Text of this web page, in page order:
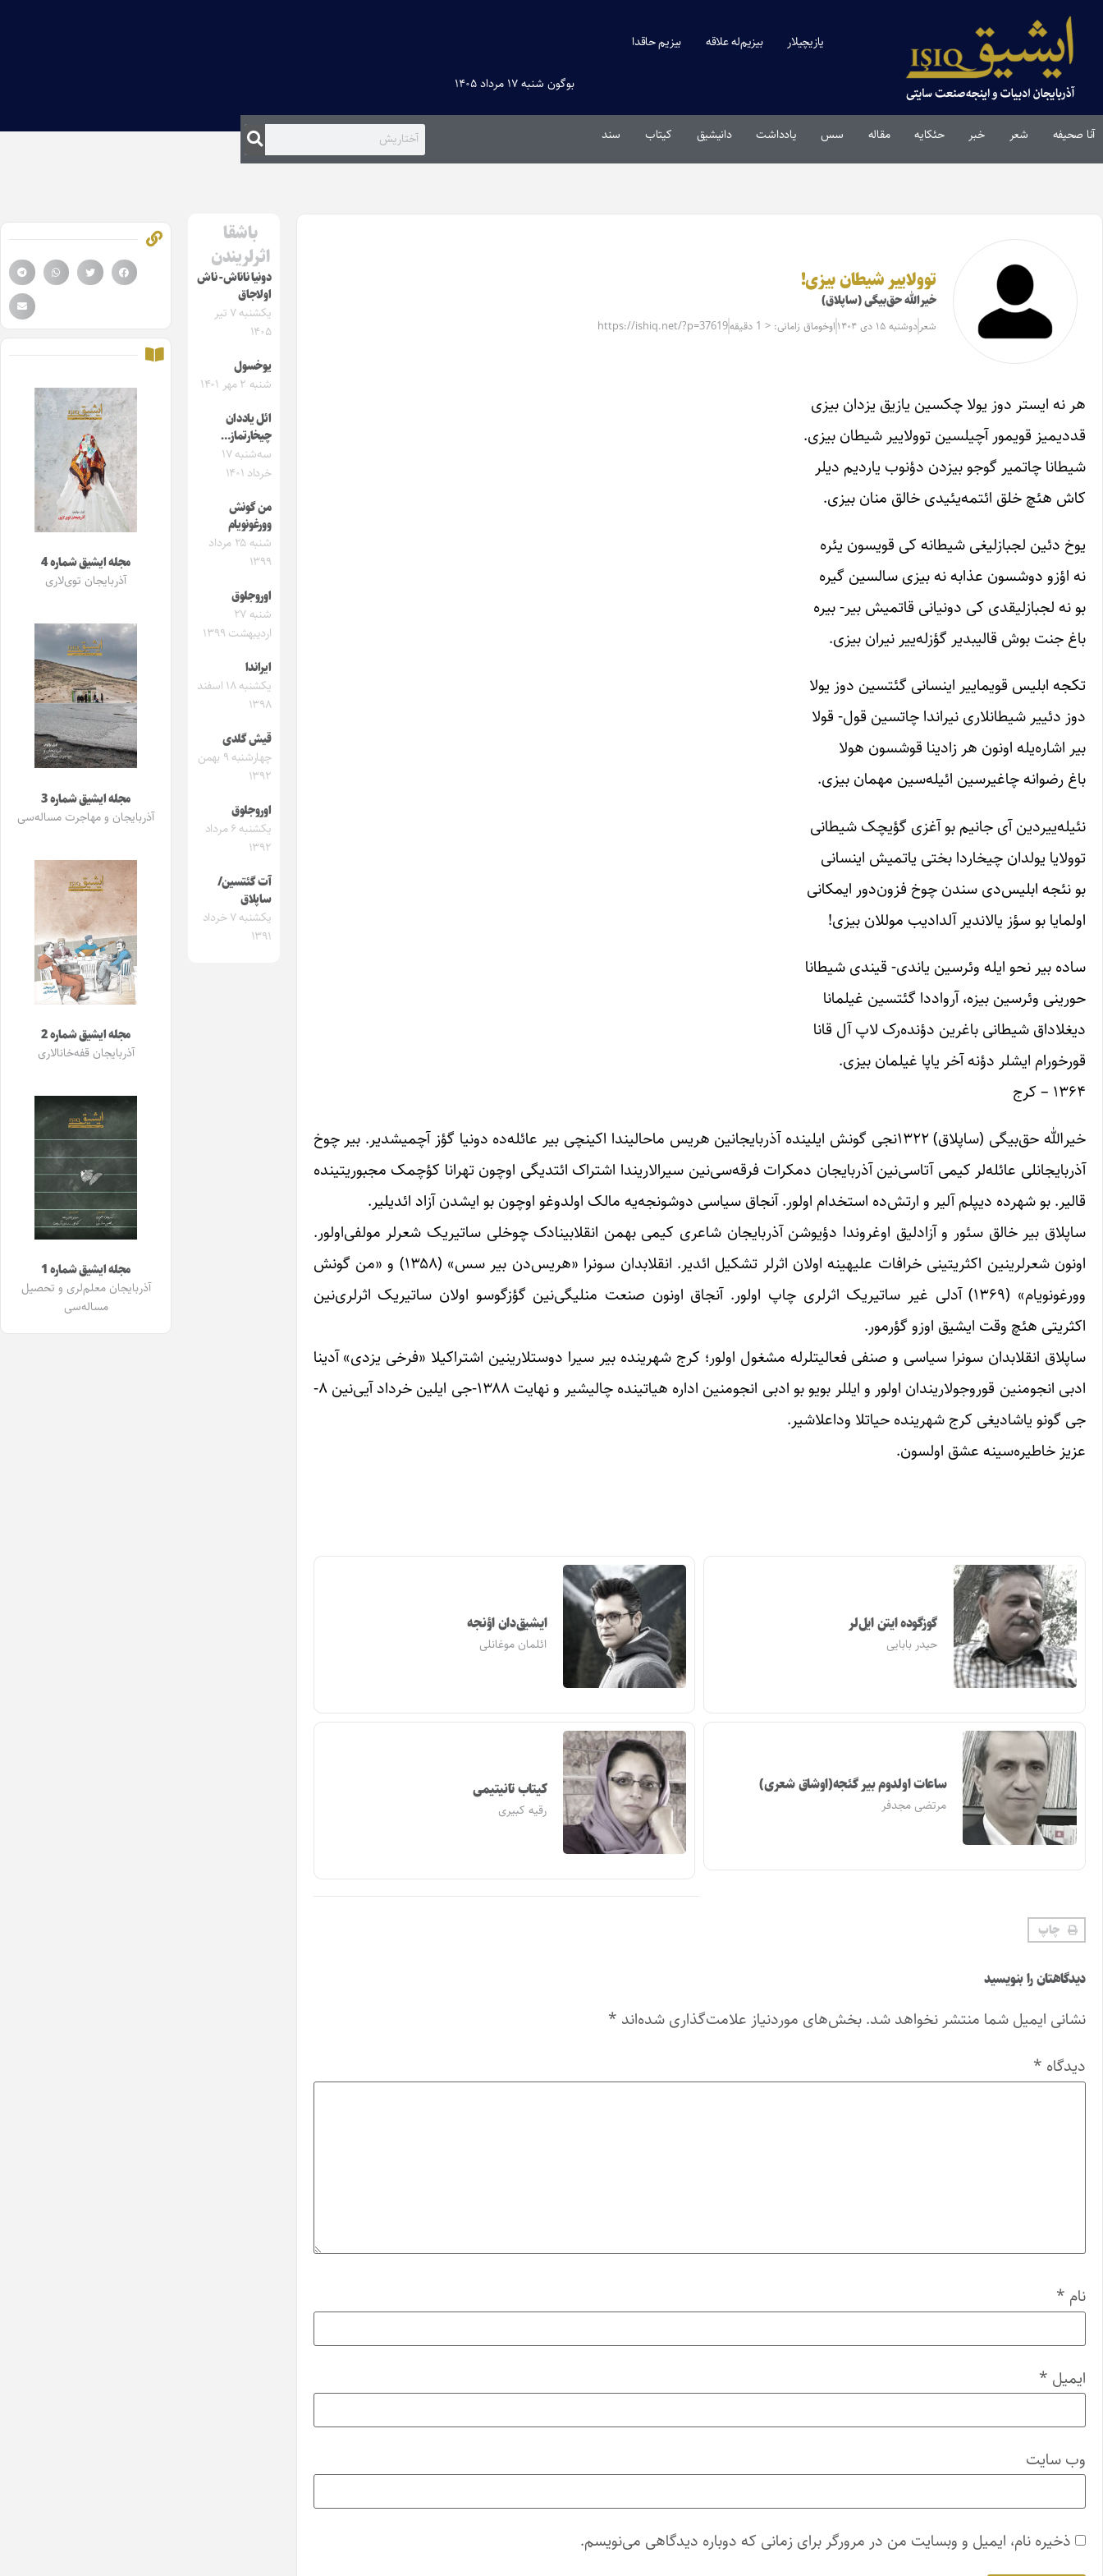
یازیچیلار بیزیم‌له علاقه بیزیم حاقدا
بوگون شنبه ۱۷ مرداد ۱۴۰۵
آنا صحیفه شعر خبر حئکایه مقاله‌ سس یادداشت دانیشیق کیتاب سند
توولاییر شیطان بیزی!
خیرالله حق‌بیگی (ساپلاق)
شعر دوشنبه ۱۵ دی ۱۴۰۴ اوخوماق زامانی: < 1 دقیقه https://ishiq.net/?p=37619
هر نه ایستر دوز یولا چکسین یازیق یزدان بیزی
قددیمیز قویمور آچیلسین توولاییر شیطان بیزی.
شیطانا چاتمیر گوجو بیزدن دؤنوب یاردیم دیلر
کاش هئچ خلق ائتمه‌یئیدی خالق منان بیزی.
یوخ دئین لجبازلیغی شیطانه کی قویسون یئره
نه اؤزو دوشسون عذابه نه بیزی سالسین گیره
بو نه لجبازلیقدی کی دونیانی قاتمیش بیر- بیره
باغ جنت بوش قالیبدیر گؤزله‌ییر نیران بیزی.
تکجه ابلیس قویماییر اینسانی گئتسین دوز یولا
دوز دئییر شیطانلاری نیراندا چاتسین قول- قولا
بیر اشاره‌یله اونون هر زادینا قوشسون هولا
باغ رضوانه چاغیرسین ائیله‌سین مهمان بیزی.
نئیله‌ییردین آی جانیم بو آغزی گؤیچک شیطانی
توولایا یولدان چیخاردا بختی یاتمیش اینسانی
بو نئجه ابلیس‌دی سندن چوخ فزون‌دور ایمکانی
اولمایا بو سؤز یالاندیر آلدادیب موللان بیزی!
ساده بیر نحو ایله وئرسین یاندی- قیندی شیطانا
حورینی وئرسین بیزه، آرواددا گئتسین غیلمانا
دیغلاداق شیطانی باغرین دؤنده‌رک لاپ آل قانا
قورخورام ایشلر دؤنه آخر یاپا غیلمان بیزی.
۱۳۶۴ – کرج
خیرالله حق‌بیگی (ساپلاق) ۱۳۲۲نجی گونش ایلینده آذربایجانین هریس ماحالیندا اکینچی بیر عائله‌ده دونیا گؤز آچمیشدیر. بیر چوخ
آذربایجانلی عائله‌لر کیمی آتاسی‌نین آذربایجان دمکرات فرقه‌سی‌نین سیرالاریندا اشتراک ائتدیگی اوچون تهرانا کؤچمک مجبوریتینده
قالیر. بو شهرده دیپلم آلیر و ارتش‌ده استخدام اولور. آنجاق سیاسی دوشونجه‌یه مالک اولدوغو اوچون بو ایشدن آزاد ائدیلیر.
ساپلاق بیر خالق سئور و آزادلیق اوغروندا دؤیوشن آذربایجان شاعری کیمی بهمن انقلابینادک چوخلی ساتیریک شعرلر مولفی‌اولور.
اونون شعرلرینین اکثریتینی خرافات علیهینه اولان اثرلر تشکیل ائدیر. انقلابدان سونرا «هریس‌دن بیر سس» (۱۳۵۸) و «من گونش
وورغونویام» (۱۳۶۹) آدلی غیر ساتیریک اثرلری چاپ اولور. آنجاق اونون صنعت منلیگی‌نین گؤزگوسو اولان ساتیریک اثرلری‌نین
اکثریتی هئچ وقت ایشیق اوزو گؤرمور.
ساپلاق انقلابدان سونرا سیاسی و صنفی فعالیتلرله مشغول اولور؛ کرج شهرینده بیر سیرا دوستلارینین اشتراکیلا «فرخی یزدی» آدینا
ادبی انجومنین قوروجولاریندان اولور و ایللر بویو بو ادبی انجومنین اداره هیاتینده چالیشیر و نهایت ۱۳۸۸-جی ایلین خرداد آیی‌نین ۸-
جی گونو یاشادیغی کرج شهرینده حیاتلا وداعلاشیر.
عزیز خاطیره‌سینه عشق اولسون.
گوزگوده ایتن ایل‌لر
حیدر بابایی
ایشیق‌دان اؤنجه
ائلمان موغانلی
ساعات اولدوم بیر گئجه(اوشاق شعری)
مرتضی مجدفر
کیتاب تانیتیمی
رقیه کبیری
چاپ
دیدگاهتان را بنویسید
نشانی ایمیل شما منتشر نخواهد شد. بخش‌های موردنیاز علامت‌گذاری شده‌اند *
دیدگاه *
نام *
ایمیل *
وب‌ سایت
ذخیره نام، ایمیل و وبسایت من در مرورگر برای زمانی که دوباره دیدگاهی می‌نویسم.
باشقا
اثرلریندن
دونیا ناناش- ناش
اولاجاق
یکشنبه ۷ تیر
۱۴۰۵
یوخسول
شنبه ۲ مهر ۱۴۰۱
ائل یاددان
چیخارتماز…
سه‌شنبه ۱۷
خرداد ۱۴۰۱
من گونش
وورغونویام
شنبه ۲۵ مرداد
۱۳۹۹
اوروجلوق
شنبه ۲۷
اردیبهشت ۱۳۹۹
ایراندا
یکشنبه ۱۸ اسفند
۱۳۹۸
قیش گلدی
چهارشنبه ۹ بهمن
۱۳۹۲
اوروجلوق
یکشنبه ۶ مرداد
۱۳۹۲
آت گئتسین/
ساپلاق
یکشنبه ۷ خرداد
۱۳۹۱
مجله ایشیق شماره 4
آذربایجان توی‌لاری
مجله ایشیق شماره 3
آذربایجان و مهاجرت مساله‌سی
مجله ایشیق شماره 2
آذربایجان قفه‌خانالاری
مجله ایشیق شماره 1
آذربایجان معلم‌لری و تحصیل
مساله‌سی